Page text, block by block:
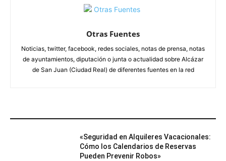
Otras Fuentes
Noticias, twitter, facebook, redes sociales, notas de prensa, notas
de ayuntamientos, diputación o junta o actualidad sobre Alcázar
de San Juan (Ciudad Real) de diferentes fuentes en la red
«Seguridad en Alquileres Vacacionales:
Cómo los Calendarios de Reservas
Pueden Prevenir Robos»